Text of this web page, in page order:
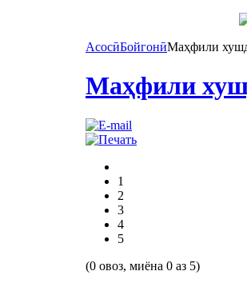
АсосӣБойгонӣМаҳфили
Маҳфили
1
2
3
4
5
(0 овоз, миёна 0 аз 5)